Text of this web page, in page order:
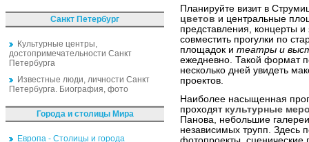
Санкт Петербург
Культурные центры,
достопримечательности Санкт
Петербурга
Известные люди, личности Санкт
Петербурга. Биография, фото
Города и столицы Мира
Европа - Столицы и города
Планируйте визит в
цветов и центральные
представления, концерты
совместить прогулки по
площадок и театры и
ежедневно. Такой формат
несколько дней увидеть
проектов.
Наиболее насыщенная
проходят культурные
Панова, небольшие
независимых трупп. Здесь